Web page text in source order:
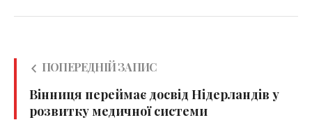
ПОПЕРЕДНІЙ ЗАПИС
Вінниця переймає досвід Нідерландів у
розвитку медичної системи